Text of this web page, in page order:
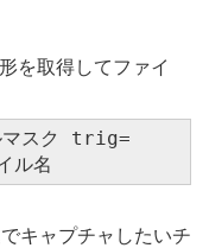
を取得してファイ
マスク trig=
名
キャプチャしたいチ